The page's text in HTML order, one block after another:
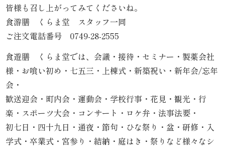
折
詰
当
会
席
料
皆様も召し上がってみてくださいね。
食游膳 くらま堂 スタッフ一同
ご注文電話番号 0749-28-2555
食遊膳 くらま堂では、会議・接待・セミナー・製薬会社
様・お喰い初め・七五三・上棟式・新築祝い・新年会/忘年
会・
歓送迎会・町内会・運動会・学校行事・花見・観光・行
楽・スポーツ大会・コンサート・ロケ弁・法事法要・
初七日・四十九日・通夜・節句・ひな祭り・盆・研修・入
学式・卒業式・宮参り・結納・庭はき・祭りなど様々なシ